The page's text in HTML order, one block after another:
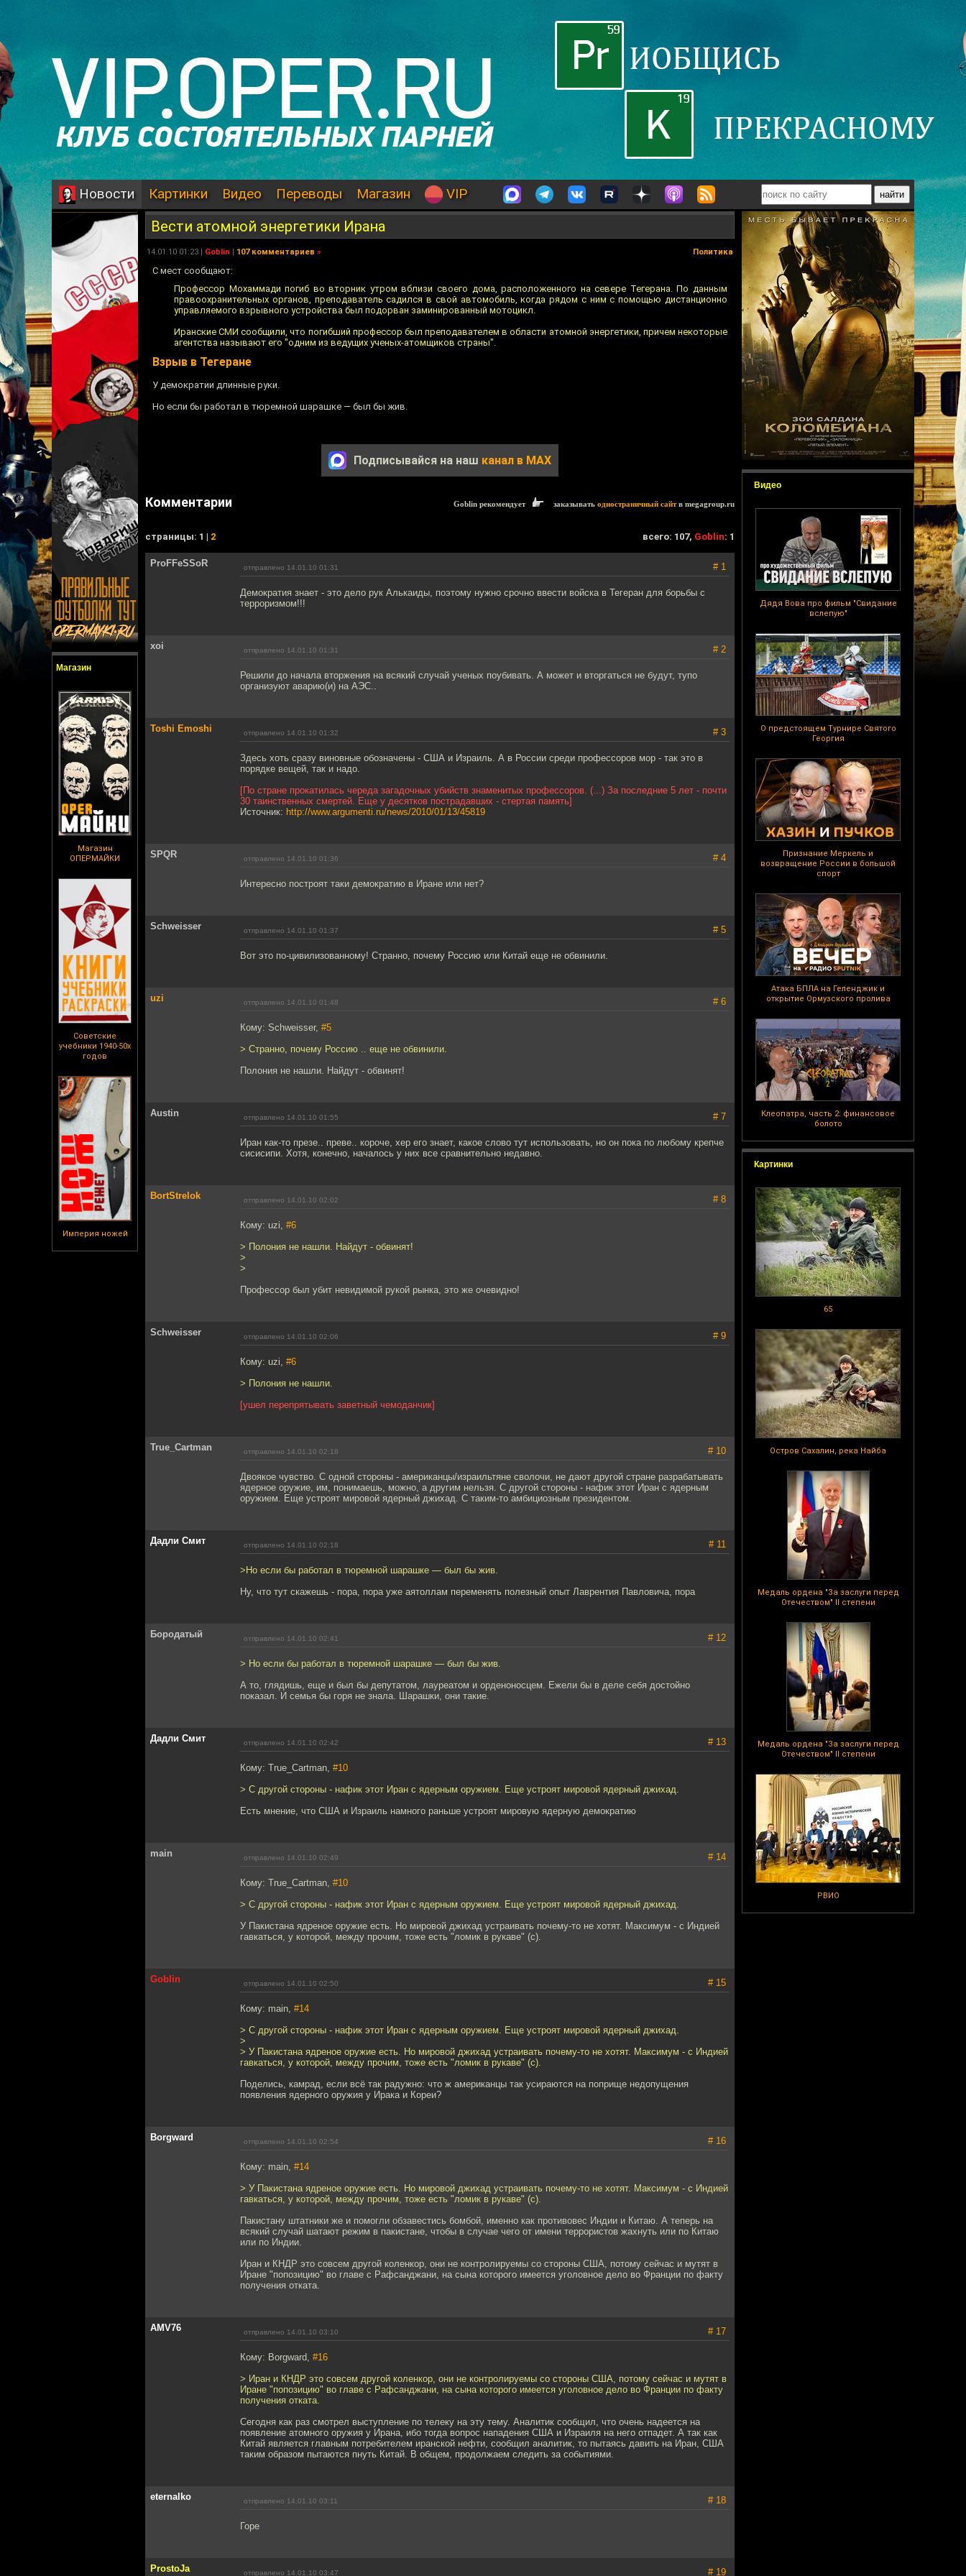
Новости Картинки Видео Переводы Магазин VIP
Магазин
Магазин
ОПЕРМАЙКИ
Советские
учебники 1940-50х
годов
Империя ножей
Видео
Дядя Вова про фильм "Свидание
вслепую"
О предстоящем Турнире Святого
Георгия
Признание Меркель и
возвращение России в большой
спорт
Атака БПЛА на Геленджик и
открытие Ормузского пролива
Клеопатра, часть 2: финансовое
болото
Картинки
65
Остров Сахалин, река Найба
Медаль ордена "За заслуги перед
Отечеством" II степени
Медаль ордена "За заслуги перед
Отечеством" II степени
РВИО
Вести атомной энергетики Ирана
14.01.10 01:23 | Goblin | 107 комментариев » Политика
С мест сообщают:
Профессор Мохаммади погиб во вторник утром вблизи своего дома, расположенного на севере Тегерана. По данным
правоохранительных органов, преподаватель садился в свой автомобиль, когда рядом с ним с помощью дистанционно
управляемого взрывного устройства был подорван заминированный мотоцикл.
Иранские СМИ сообщили, что погибший профессор был преподавателем в области атомной энергетики, причем некоторые
агентства называют его "одним из ведущих ученых-атомщиков страны".
Взрыв в Тегеране
У демократии длинные руки.
Но если бы работал в тюремной шарашке — был бы жив.
Подписывайся на наш канал в MAX
Комментарии Goblin рекомендует заказывать одностраничный сайтв megagroup.ru
cтраницы: 1 | 2 всего: 107, Goblin: 1
ProFFeSSoR отправлено 14.01.10 01:31 # 1
Демократия знает - это дело рук Алькаиды, поэтому нужно срочно ввести войска в Тегеран для борьбы с
терроризмом!!!
xoi отправлено 14.01.10 01:31 # 2
Решили до начала вторжения на всякий случай ученых поубивать. А может и вторгаться не будут, тупо
организуют аварию(и) на АЭС..
Toshi Emoshi отправлено 14.01.10 01:32 # 3
Здесь хоть сразу виновные обозначены - США и Израиль. А в России среди профессоров мор - так это в
порядке вещей, так и надо.
[По стране прокатилась череда загадочных убийств знаменитых профессоров. (...) За последние 5 лет - почти
30 таинственных смертей. Еще у десятков пострадавших - стертая память]
Источник: http://www.argumenti.ru/news/2010/01/13/45819
SPQR отправлено 14.01.10 01:36 # 4
Интересно построят таки демократию в Иране или нет?
Schweisser отправлено 14.01.10 01:37 # 5
Вот это по-цивилизованному! Странно, почему Россию или Китай еще не обвинили.
uzi отправлено 14.01.10 01:48 # 6
Кому: Schweisser, #5
> Странно, почему Россию .. еще не обвинили.
Полония не нашли. Найдут - обвинят!
Austin отправлено 14.01.10 01:55 # 7
Иран как-то презе.. преве.. короче, хер его знает, какое слово тут использовать, но он пока по любому крепче
сисисипи. Хотя, конечно, началось у них все сравнительно недавно.
BortStrelok отправлено 14.01.10 02:02 # 8
Кому: uzi, #6
> Полония не нашли. Найдут - обвинят!
>
>
Профессор был убит невидимой рукой рынка, это же очевидно!
Schweisser отправлено 14.01.10 02:06 # 9
Кому: uzi, #6
> Полония не нашли.
[ушел перепрятывать заветный чемоданчик]
True_Cartman отправлено 14.01.10 02:18 # 10
Двоякое чувство. С одной стороны - американцы/израильтяне сволочи, не дают другой стране разрабатывать
ядерное оружие, им, понимаешь, можно, а другим нельзя. С другой стороны - нафик этот Иран с ядерным
оружием. Еще устроят мировой ядерный джихад. С таким-то амбициозным президентом.
Дадли Смит отправлено 14.01.10 02:18 # 11
>Но если бы работал в тюремной шарашке — был бы жив.
Ну, что тут скажешь - пора, пора уже аятоллам переменять полезный опыт Лаврентия Павловича, пора
Бородатый отправлено 14.01.10 02:41 # 12
> Но если бы работал в тюремной шарашке — был бы жив.
А то, глядишь, еще и был бы депутатом, лауреатом и орденоносцем. Ежели бы в деле себя достойно
показал. И семья бы горя не знала. Шарашки, они такие.
Дадли Смит отправлено 14.01.10 02:42 # 13
Кому: True_Cartman, #10
> С другой стороны - нафик этот Иран с ядерным оружием. Еще устроят мировой ядерный джихад.
Есть мнение, что США и Израиль намного раньше устроят мировую ядерную демократию
main отправлено 14.01.10 02:49 # 14
Кому: True_Cartman, #10
> С другой стороны - нафик этот Иран с ядерным оружием. Еще устроят мировой ядерный джихад.
У Пакистана ядреное оружие есть. Но мировой джихад устраивать почему-то не хотят. Максимум - с Индией
гавкаться, у которой, между прочим, тоже есть "ломик в рукаве" (с).
Goblin отправлено 14.01.10 02:50 # 15
Кому: main, #14
> С другой стороны - нафик этот Иран с ядерным оружием. Еще устроят мировой ядерный джихад.
>
> У Пакистана ядреное оружие есть. Но мировой джихад устраивать почему-то не хотят. Максимум - с Индией
гавкаться, у которой, между прочим, тоже есть "ломик в рукаве" (с).
Поделись, камрад, если всё так радужно: что ж американцы так усираются на поприще недопущения
появления ядерного оружия у Ирака и Кореи?
Borgward отправлено 14.01.10 02:54 # 16
Кому: main, #14
> У Пакистана ядреное оружие есть. Но мировой джихад устраивать почему-то не хотят. Максимум - с Индией
гавкаться, у которой, между прочим, тоже есть "ломик в рукаве" (с).
Пакистану штатники же и помогли обзавестись бомбой, именно как противовес Индии и Китаю. А теперь на
всякий случай шатают режим в пакистане, чтобы в случае чего от имени террористов жахнуть или по Китаю
или по Индии.
Иран и КНДР это совсем другой коленкор, они не контролируемы со стороны США, потому сейчас и мутят в
Иране "попозицию" во главе с Рафсанджани, на сына которого имеется уголовное дело во Франции по факту
получения отката.
AMV76 отправлено 14.01.10 03:10 # 17
Кому: Borgward, #16
> Иран и КНДР это совсем другой коленкор, они не контролируемы со стороны США, потому сейчас и мутят в
Иране "попозицию" во главе с Рафсанджани, на сына которого имеется уголовное дело во Франции по факту
получения отката.
Сегодня как раз смотрел выступление по телеку на эту тему. Аналитик сообщил, что очень надеется на
появление атомного оружия у Ирана, ибо тогда вопрос нападения США и Израиля на него отпадет. А так как
Китай является главным потребителем иранской нефти, сообщил аналитик, то пытаясь давить на Иран, США
таким образом пытаются пнуть Китай. В общем, продолжаем следить за событиями.
eternalko отправлено 14.01.10 03:11 # 18
Горе
ProstoJa отправлено 14.01.10 03:47 # 19